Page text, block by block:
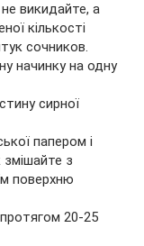
викидайте, а
кількості
сочников.
начинку на одну
сирної
папером і
з
поверхню
протягом 20-25